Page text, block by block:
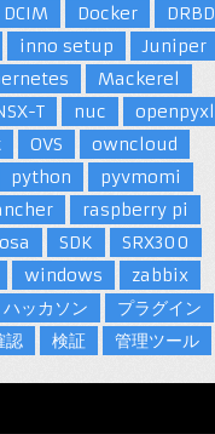
DCIM Docker
DRBD
inno setup
Juniper
Mackerel
T nuc
openpyxl
OVS
owncloud
python
pyvmomi
raspberry pi
SDK
SRX300
windows
zabbix
ハッカソン
プラグイン
認 検証 管理ツール